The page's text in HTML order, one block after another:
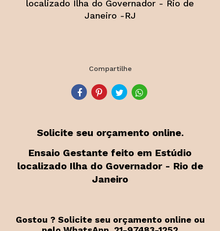
localizado Ilha do Governador - Rio de
Janeiro -RJ
Compartilhe
Solicite seu orçamento online.
Ensaio Gestante feito em Estúdio
localizado Ilha do Governador - Rio de
Janeiro
Gostou ? Solicite seu orçamento online ou